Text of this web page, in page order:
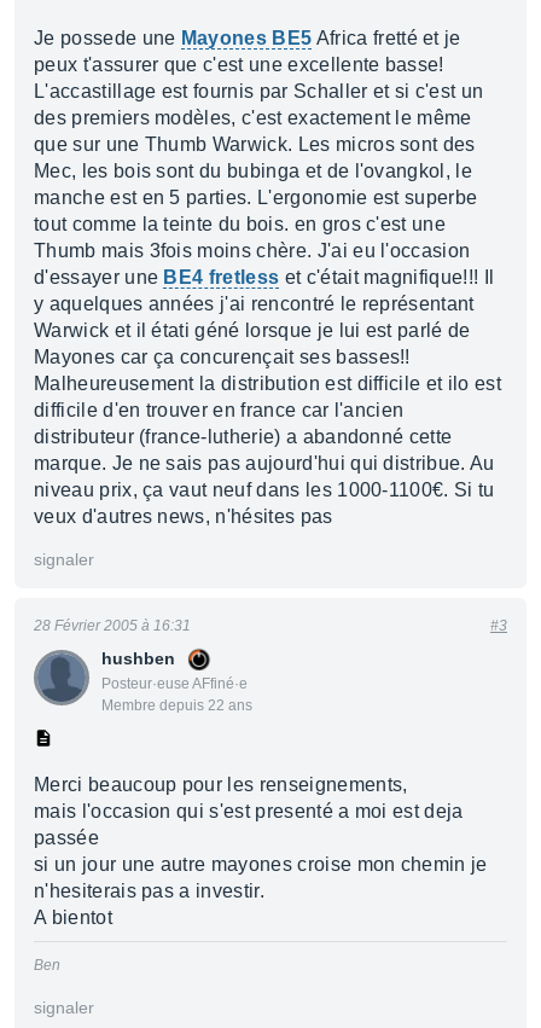
Je possede une Mayones BE5 Africa fretté et je
peux t'assurer que c'est une excellente basse!
L'accastillage est fournis par Schaller et si c'est un
des premiers modèles, c'est exactement le même
que sur une Thumb Warwick. Les micros sont des
Mec, les bois sont du bubinga et de l'ovangkol, le
manche est en 5 parties. L'ergonomie est superbe
tout comme la teinte du bois. en gros c'est une
Thumb mais 3fois moins chère. J'ai eu l'occasion
d'essayer une BE4 fretless et c'était magnifique!!! Il
y aquelques années j'ai rencontré le représentant
Warwick et il étati géné lorsque je lui est parlé de
Mayones car ça concurençait ses basses!!
Malheureusement la distribution est difficile et ilo est
difficile d'en trouver en france car l'ancien
distributeur (france-lutherie) a abandonné cette
marque. Je ne sais pas aujourd'hui qui distribue. Au
niveau prix, ça vaut neuf dans les 1000-1100€. Si tu
veux d'autres news, n'hésites pas
signaler
hushben
Posteur·euse AFfiné·e
Membre depuis 22 ans
28 Février 2005 à 16:31 #3
Merci beaucoup pour les renseignements,
mais l'occasion qui s'est presenté a moi est deja
passée
si un jour une autre mayones croise mon chemin je
n'hesiterais pas a investir.
A bientot
Ben
signaler